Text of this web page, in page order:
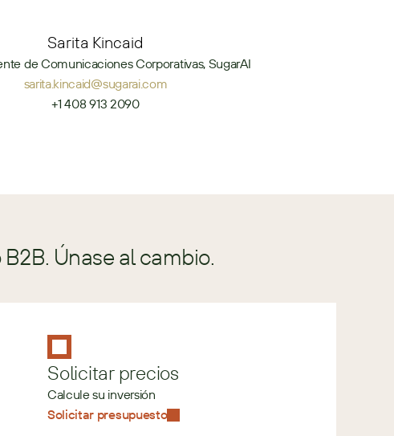
Sarita Kincaid
de Comunicaciones Corporativas, SugarAI
sarita.kincaid@sugarai.com
+1 408 913 2090
Únase al cambio.
Solicitar precios
Calcule su inversión
Solicitar presupuesto